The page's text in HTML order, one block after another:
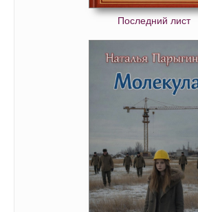
67_Traktir Jamajka
Последний лист